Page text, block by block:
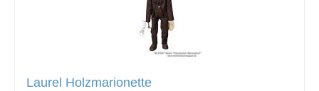
Laurel Holzmarionette